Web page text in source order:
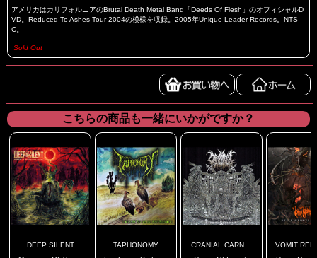
アメリカはカリフォルニアのBrutal Death Metal Band「Deeds Of Flesh」のオフィシャルD
VD。Reduced To Ashes Tour 2004の模様を収録。2005年Unique Leader Records。NTS
C。
Sold Out
こちらの商品も一緒にいかがですか？
DEEP SILENT
TAPHONOMY
CRANIAL CARN ...
VOMIT